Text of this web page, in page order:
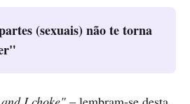
(sexuais) não te torna